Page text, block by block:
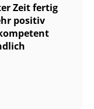
Zeit fertig
positiv